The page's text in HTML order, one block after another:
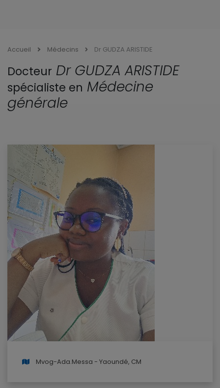
Accueil Médecins Dr GUDZA ARISTIDE
Docteur Dr GUDZA ARISTIDE
spécialiste en Médecine
générale
Mvog-Ada.Messa - Yaoundé, CM